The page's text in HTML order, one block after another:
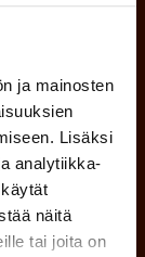
ja mainosten
Lisäksi
analytiikka-
näitä
tai joita on
käsittelyn
*